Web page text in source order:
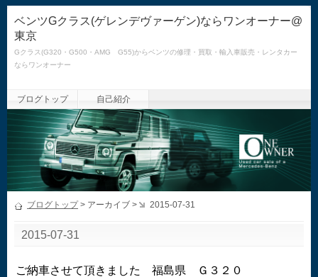
ベンツGクラス(ゲレンデヴァーゲン)ならワンオーナー@
東京
Gクラス(G320・G500・AMG G55)からベンツの修理・買取・輸入車販売・レンタカー
ならワンオーナー
ブログトップ 自己紹介
ブログトップ> アーカイブ > 2015-07-31
2015-07-31
ご納車させて頂きました 福島県 Ｇ３２０